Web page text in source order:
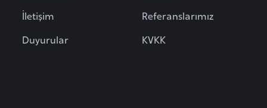
İletişim
Duyurular
Referanslarımız
KVKK